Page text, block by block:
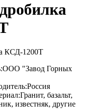
ООО "Завод Горных
Россия
Гранит, базальт,
известняк, другие